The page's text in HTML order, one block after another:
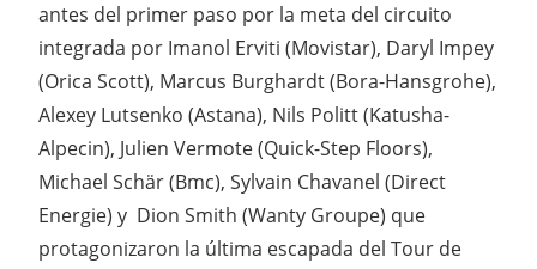
antes del primer paso por la meta del circuito
integrada por Imanol Erviti (Movistar), Daryl Impey
(Orica Scott), Marcus Burghardt (Bora-Hansgrohe),
Alexey Lutsenko (Astana), Nils Politt (Katusha-
Alpecin), Julien Vermote (Quick-Step Floors),
Michael Schär (Bmc), Sylvain Chavanel (Direct
Energie) y Dion Smith (Wanty Groupe) que
protagonizaron la última escapada del Tour de